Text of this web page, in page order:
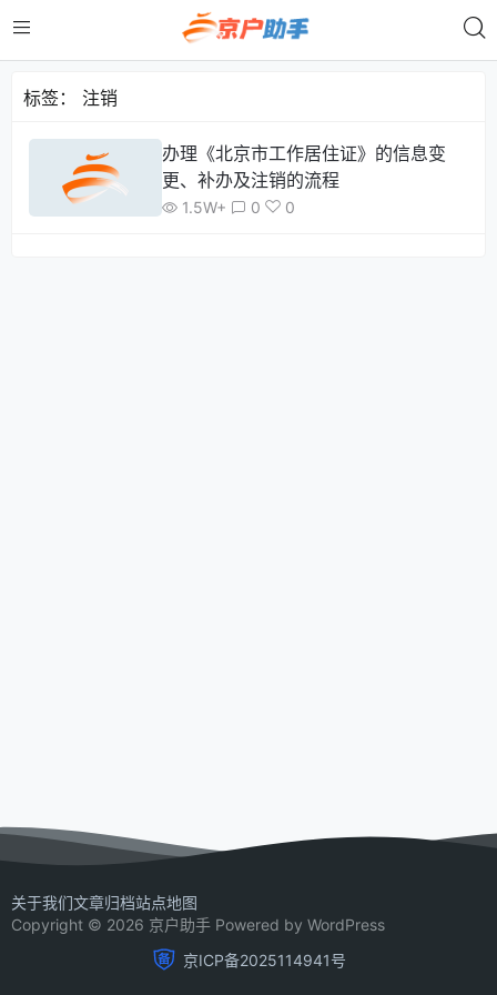
标签： 注销
办理《北京市工作居住证》的信息变
更、补办及注销的流程
1.5W+ 0 0
关于我们文章归档站点地图
Copyright © 2026 京户助手 Powered by WordPress
京ICP备2025114941号